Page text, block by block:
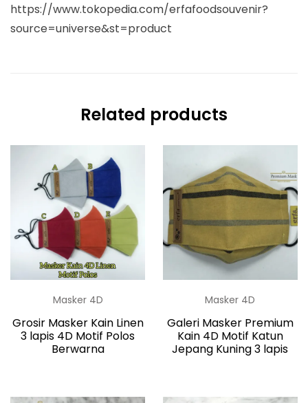
https://www.tokopedia.com/erfafoodsouvenir?
source=universe&st=product
Related products
Masker 4D
Grosir Masker Kain Linen
3 lapis 4D Motif Polos
Berwarna
Masker 4D
Galeri Masker Premium
Kain 4D Motif Katun
Jepang Kuning 3 lapis